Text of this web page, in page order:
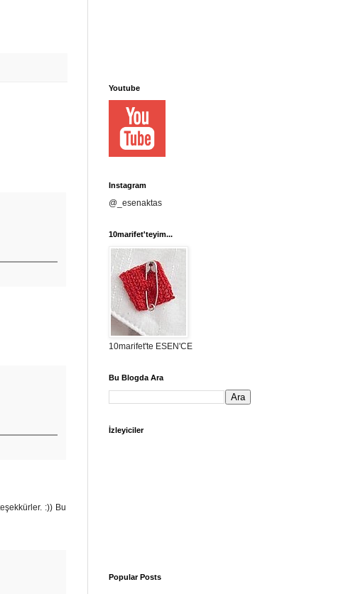
:)) Bu
Youtube
Instagram
@_esenaktas
10marifet'teyim...
10marifet'te ESEN'CE
Bu Blogda Ara
İzleyiciler
Popular Posts